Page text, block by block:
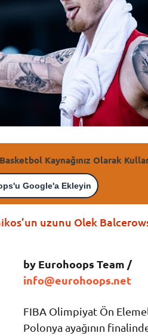
Kaynağınız Olarak
Google'a Ekleyin
uzunu Olek
by Eurohoops Team /
info@eurohoops.net
FIBA Olimpiyat Ön
Polonya ayağının